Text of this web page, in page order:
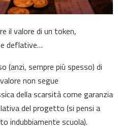
il valore di un token,
deflative…
(anzi, sempre più spesso) di
non segue
della scarsità come garanzia
del progetto (si pensi a
indubbiamente scuola).